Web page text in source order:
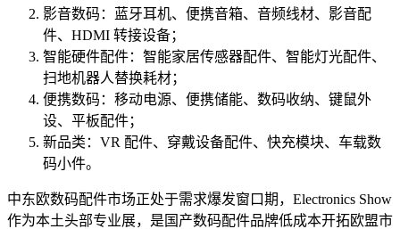
影音数码：蓝牙耳机、便携音箱、音频线材、影音配
件、HDMI 转接设备；
智能硬件配件：智能家居传感器配件、智能灯光配件、
扫地机器人替换耗材；
便携数码：移动电源、便携储能、数码收纳、键鼠外
设、平板配件；
新品类：VR 配件、穿戴设备配件、快充模块、车载数
码小件。
中东欧数码配件市场正处于需求爆发窗口期，Electronics Show
作为本土头部专业展，是国产数码配件品牌低成本开拓欧盟市